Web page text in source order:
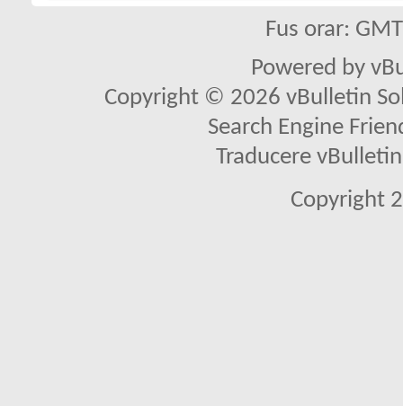
Fus orar:
Powered by
Copyright © 2026 vBulletin
Search Engine
Traducere
Copyright